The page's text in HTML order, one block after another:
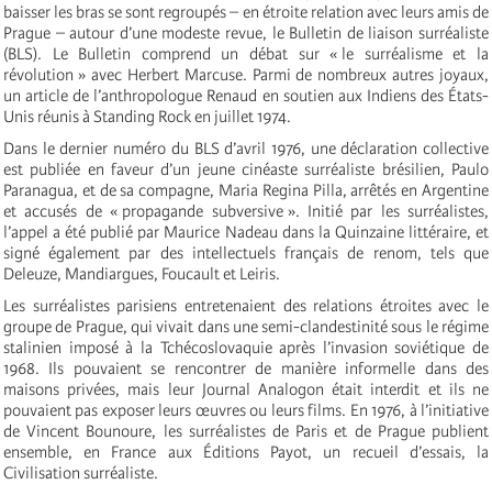
baisser les bras se sont regroupés – en étroite relation avec leurs amis de
Prague – autour d’une modeste revue, le Bulletin de liaison surréaliste
(BLS). Le Bulletin comprend un débat sur « le surréalisme et la
révolution » avec Herbert Marcuse. Parmi de nombreux autres joyaux,
un article de l’anthropologue Renaud en soutien aux Indiens des États-
Unis réunis à Standing Rock en juillet 1974.
Dans le dernier numéro du BLS d’avril 1976, une déclaration collective
est publiée en faveur d’un jeune cinéaste surréaliste brésilien, Paulo
Paranagua, et de sa compagne, Maria Regina Pilla, arrêtés en Argentine
et accusés de « propagande subversive ». Initié par les surréalistes,
l’appel a été publié par Maurice Nadeau dans la Quinzaine littéraire, et
signé également par des intellectuels français de renom, tels que
Deleuze, Mandiargues, Foucault et Leiris.
Les surréalistes parisiens entretenaient des relations étroites avec le
groupe de Prague, qui vivait dans une semi-clandestinité sous le régime
stalinien imposé à la Tchécoslovaquie après l’invasion soviétique de
1968. Ils pouvaient se rencontrer de manière informelle dans des
maisons privées, mais leur Journal Analogon était interdit et ils ne
pouvaient pas exposer leurs œuvres ou leurs films. En 1976, à l’initiative
de Vincent Bounoure, les surréalistes de Paris et de Prague publient
ensemble, en France aux Éditions Payot, un recueil d’essais, la
Civilisation surréaliste.